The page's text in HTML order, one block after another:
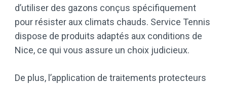
d’utiliser des gazons conçus spécifiquement
pour résister aux climats chauds. Service Tennis
dispose de produits adaptés aux conditions de
Nice, ce qui vous assure un choix judicieux.
De plus, l’application de traitements protecteurs